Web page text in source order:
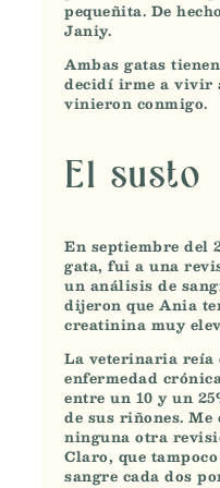
pequeñita. De
Janiy.
Ambas gatas
decidí irme a vivir
vinieron conmigo.
El susto
En septiembre del
gata, fui a una
un análisis de
dijeron que Ania
creatinina muy
La veterinaria reía
enfermedad
entre un 10 y un
de sus riñones. Me
ninguna otra
Claro, que
sangre cada dos